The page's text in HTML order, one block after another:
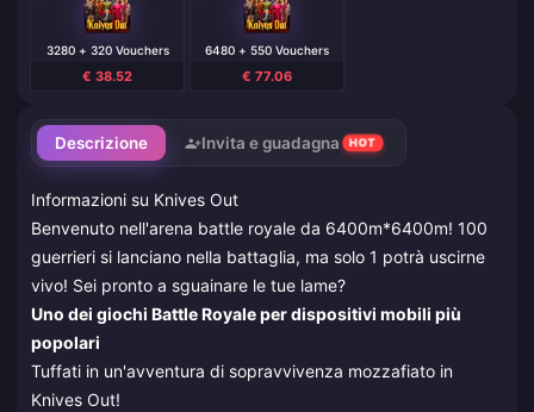
Descrizione Invita e guadagna HOT
Informazioni su Knives Out
Benvenuto nell'arena battle royale da 6400m*6400m! 100
guerrieri si lanciano nella battaglia, ma solo 1 potrà uscirne
vivo! Sei pronto a sguainare le tue lame?
Uno dei giochi Battle Royale per dispositivi mobili più
popolari
Tuffati in un'avventura di sopravvivenza mozzafiato in
Knives Out!
3280 + 320 Vouchers
€ 38.52
6480 + 550 Vouchers
€ 77.06